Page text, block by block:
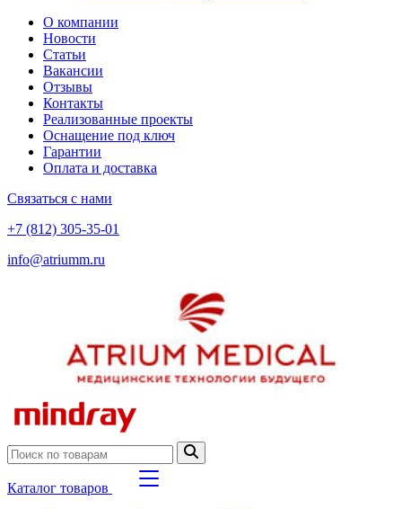
О компании
Новости
Статьи
Вакансии
Отзывы
Контакты
Реализованные проекты
Оснащение под ключ
Гарантии
Оплата и доставка
Связаться с нами
+7 (812) 305-35-01
info@atriumm.ru
Каталог товаров